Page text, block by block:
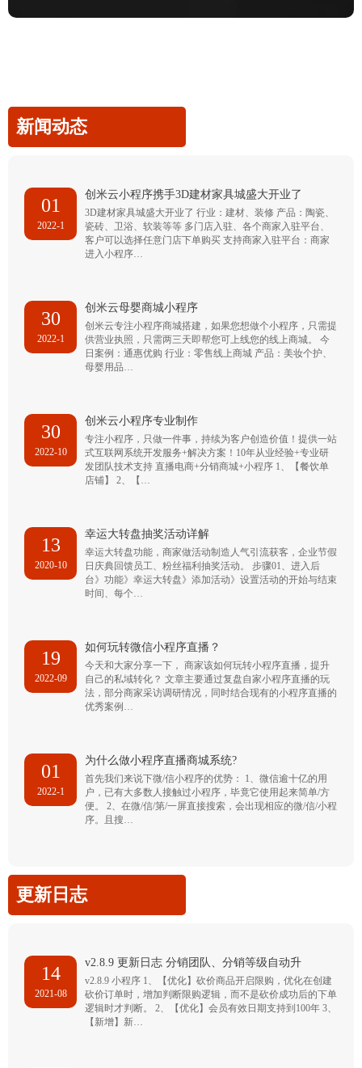
新闻动态
01
2022-1
创米云小程序携手3D建材家具城盛大开业了
3D建材家具城盛大开业了 行业：建材、装修 产品：陶瓷、
瓷砖、卫浴、软装等等 多门店入驻、各个商家入驻平台、
客户可以选择任意门店下单购买 支持商家入驻平台：商家
进入小程序…
30
2022-1
创米云母婴商城小程序
创米云专注小程序商城搭建，如果您想做个小程序，只需提
供营业执照，只需两三天即帮您可上线您的线上商城。 今
日案例：通惠优购 行业：零售线上商城 产品：美妆个护、
母婴用品…
30
2022-10
创米云小程序专业制作
专注小程序，只做一件事，持续为客户创造价值！提供一站
式互联网系统开发服务+解决方案！10年从业经验+专业研
发团队技术支持 直播电商+分销商城+小程序 1、【餐饮单
店铺】 2、【…
13
2020-10
幸运大转盘抽奖活动详解
幸运大转盘功能，商家做活动制造人气引流获客，企业节假
日庆典回馈员工、粉丝福利抽奖活动。 步骤01、进入后
台》功能》幸运大转盘》添加活动》设置活动的开始与结束
时间、每个…
19
2022-09
如何玩转微信小程序直播？
今天和大家分享一下， 商家该如何玩转小程序直播，提升
自己的私域转化？ 文章主要通过复盘自家小程序直播的玩
法，部分商家采访调研情况，同时结合现有的小程序直播的
优秀案例…
01
2022-1
为什么做小程序直播商城系统?
首先我们来说下微/信小程序的优势： 1、微信逾十亿的用
户，已有大多数人接触过小程序，毕竟它使用起来简单/方
便。 2、在微/信/第/一屏直接搜索，会出现相应的微/信/小程
序。且搜…
更新日志
14
2021-08
v2.8.9 更新日志 分销团队、分销等级自动升
v2.8.9 小程序 1、【优化】砍价商品开启限购，优化在创建
砍价订单时，增加判断限购逻辑，而不是砍价成功后的下单
逻辑时才判断。 2、【优化】会员有效日期支持到100年 3、
【新增】新…